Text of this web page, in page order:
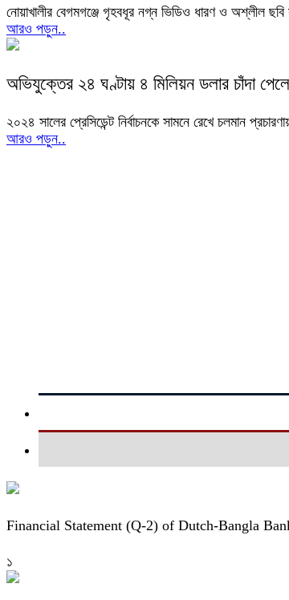
নোয়াখালীর বেগমগঞ্জে গৃহবধূর নগ্ন ভিডিও ধারণ ও অশ্লীল
আরও পড়ুন..
অভিযুক্তের ২৪ ঘণ্টায় ৪ মিলিয়ন ডলার চাঁদা
২০২৪ সালের প্রেসিডেন্ট নির্বাচনকে সামনে রেখে চলমান
আরও পড়ুন..
Financial Statement (Q-2) of Dutch-Bangla
১